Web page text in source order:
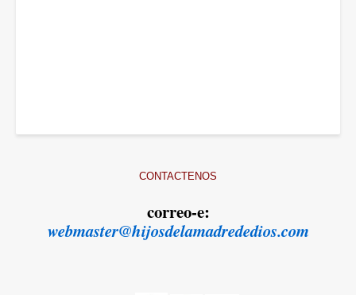
CONTACTENOS
correo-e:
webmaster@hijosdelamadrededios.com